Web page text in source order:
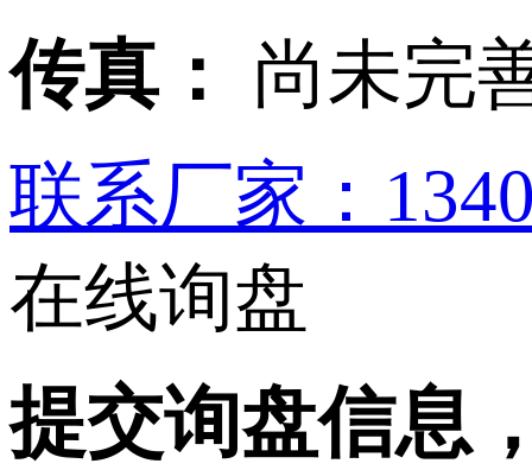
传真：
尚未完
联系厂家：
在线询盘
提交询盘信息